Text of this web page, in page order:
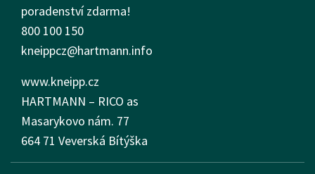
poradenství zdarma!
800 100 150
kneippcz@hartmann.info
www.kneipp.cz
HARTMANN – RICO as
Masarykovo nám. 77
664 71 Veverská Bítýška